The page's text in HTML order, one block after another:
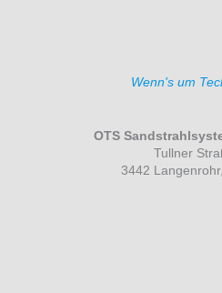
Wenn's um
OTS
Tullner
3442